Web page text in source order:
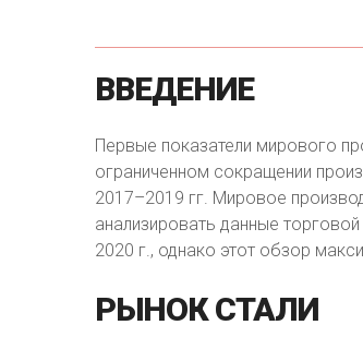
ВВЕДЕНИЕ
Первые показатели мирового
ограниченном сокращении
2017–2019 гг. Мировое
анализировать данные
2020 г., однако этот обзор
РЫНОК СТАЛИ